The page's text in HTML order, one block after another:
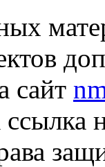
сайт
ссылка